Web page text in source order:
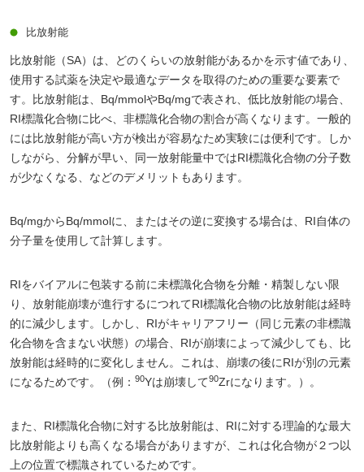
比放射能
比放射能（SA）は、どのくらいの放射能があるかを示す値であり、
使用する試薬を決定や最適なデータを取得のための重要な要素で
す。比放射能は、Bq/mmolやBq/mgで表され、低比放射能の場合、
RI標識化合物に比べ、非標識化合物の割合が高くなります。一般的
には比放射能が高い方が検出が容易なため実験には便利です。しか
しながら、分解が早い、同一放射能量中ではRI標識化合物の分子数
が少なくなる、などのデメリットもあります。
Bq/mgからBq/mmolに、またはその逆に変換する場合は、RI自体の
分子量を使用して計算します。
RIをバイアルに包装する前に未標識化合物を分離・精製しない限
り、放射能崩壊が進行するにつれてRI標識化合物の比放射能は経時
的に減少します。しかし、RIがキャリアフリー（同じ元素の非標識
化合物を含まない状態）の場合、RIが崩壊によって減少しても、比
放射能は経時的に変化しません。これは、崩壊の後にRIが別の元素
になるためです。（例： 90Yは崩壊して90Zrになります。）。
また、RI標識化合物に対する比放射能は、RIに対する理論的な最大
比放射能よりも高くなる場合がありますが、これは化合物が２つ以
上の位置で標識されているためです。